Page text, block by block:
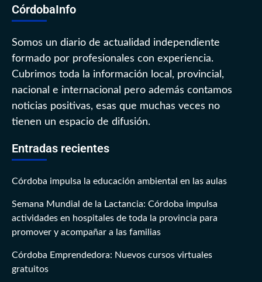
CórdobaInfo
Somos un diario de actualidad independiente
formado por profesionales con experiencia.
Cubrimos toda la información local, provincial,
nacional e internacional pero además contamos
noticias positivas, esas que muchas veces no
tienen un espacio de difusión.
Entradas recientes
Córdoba impulsa la educación ambiental en las aulas
Semana Mundial de la Lactancia: Córdoba impulsa
actividades en hospitales de toda la provincia para
promover y acompañar a las familias
Córdoba Emprendedora: Nuevos cursos virtuales
gratuitos